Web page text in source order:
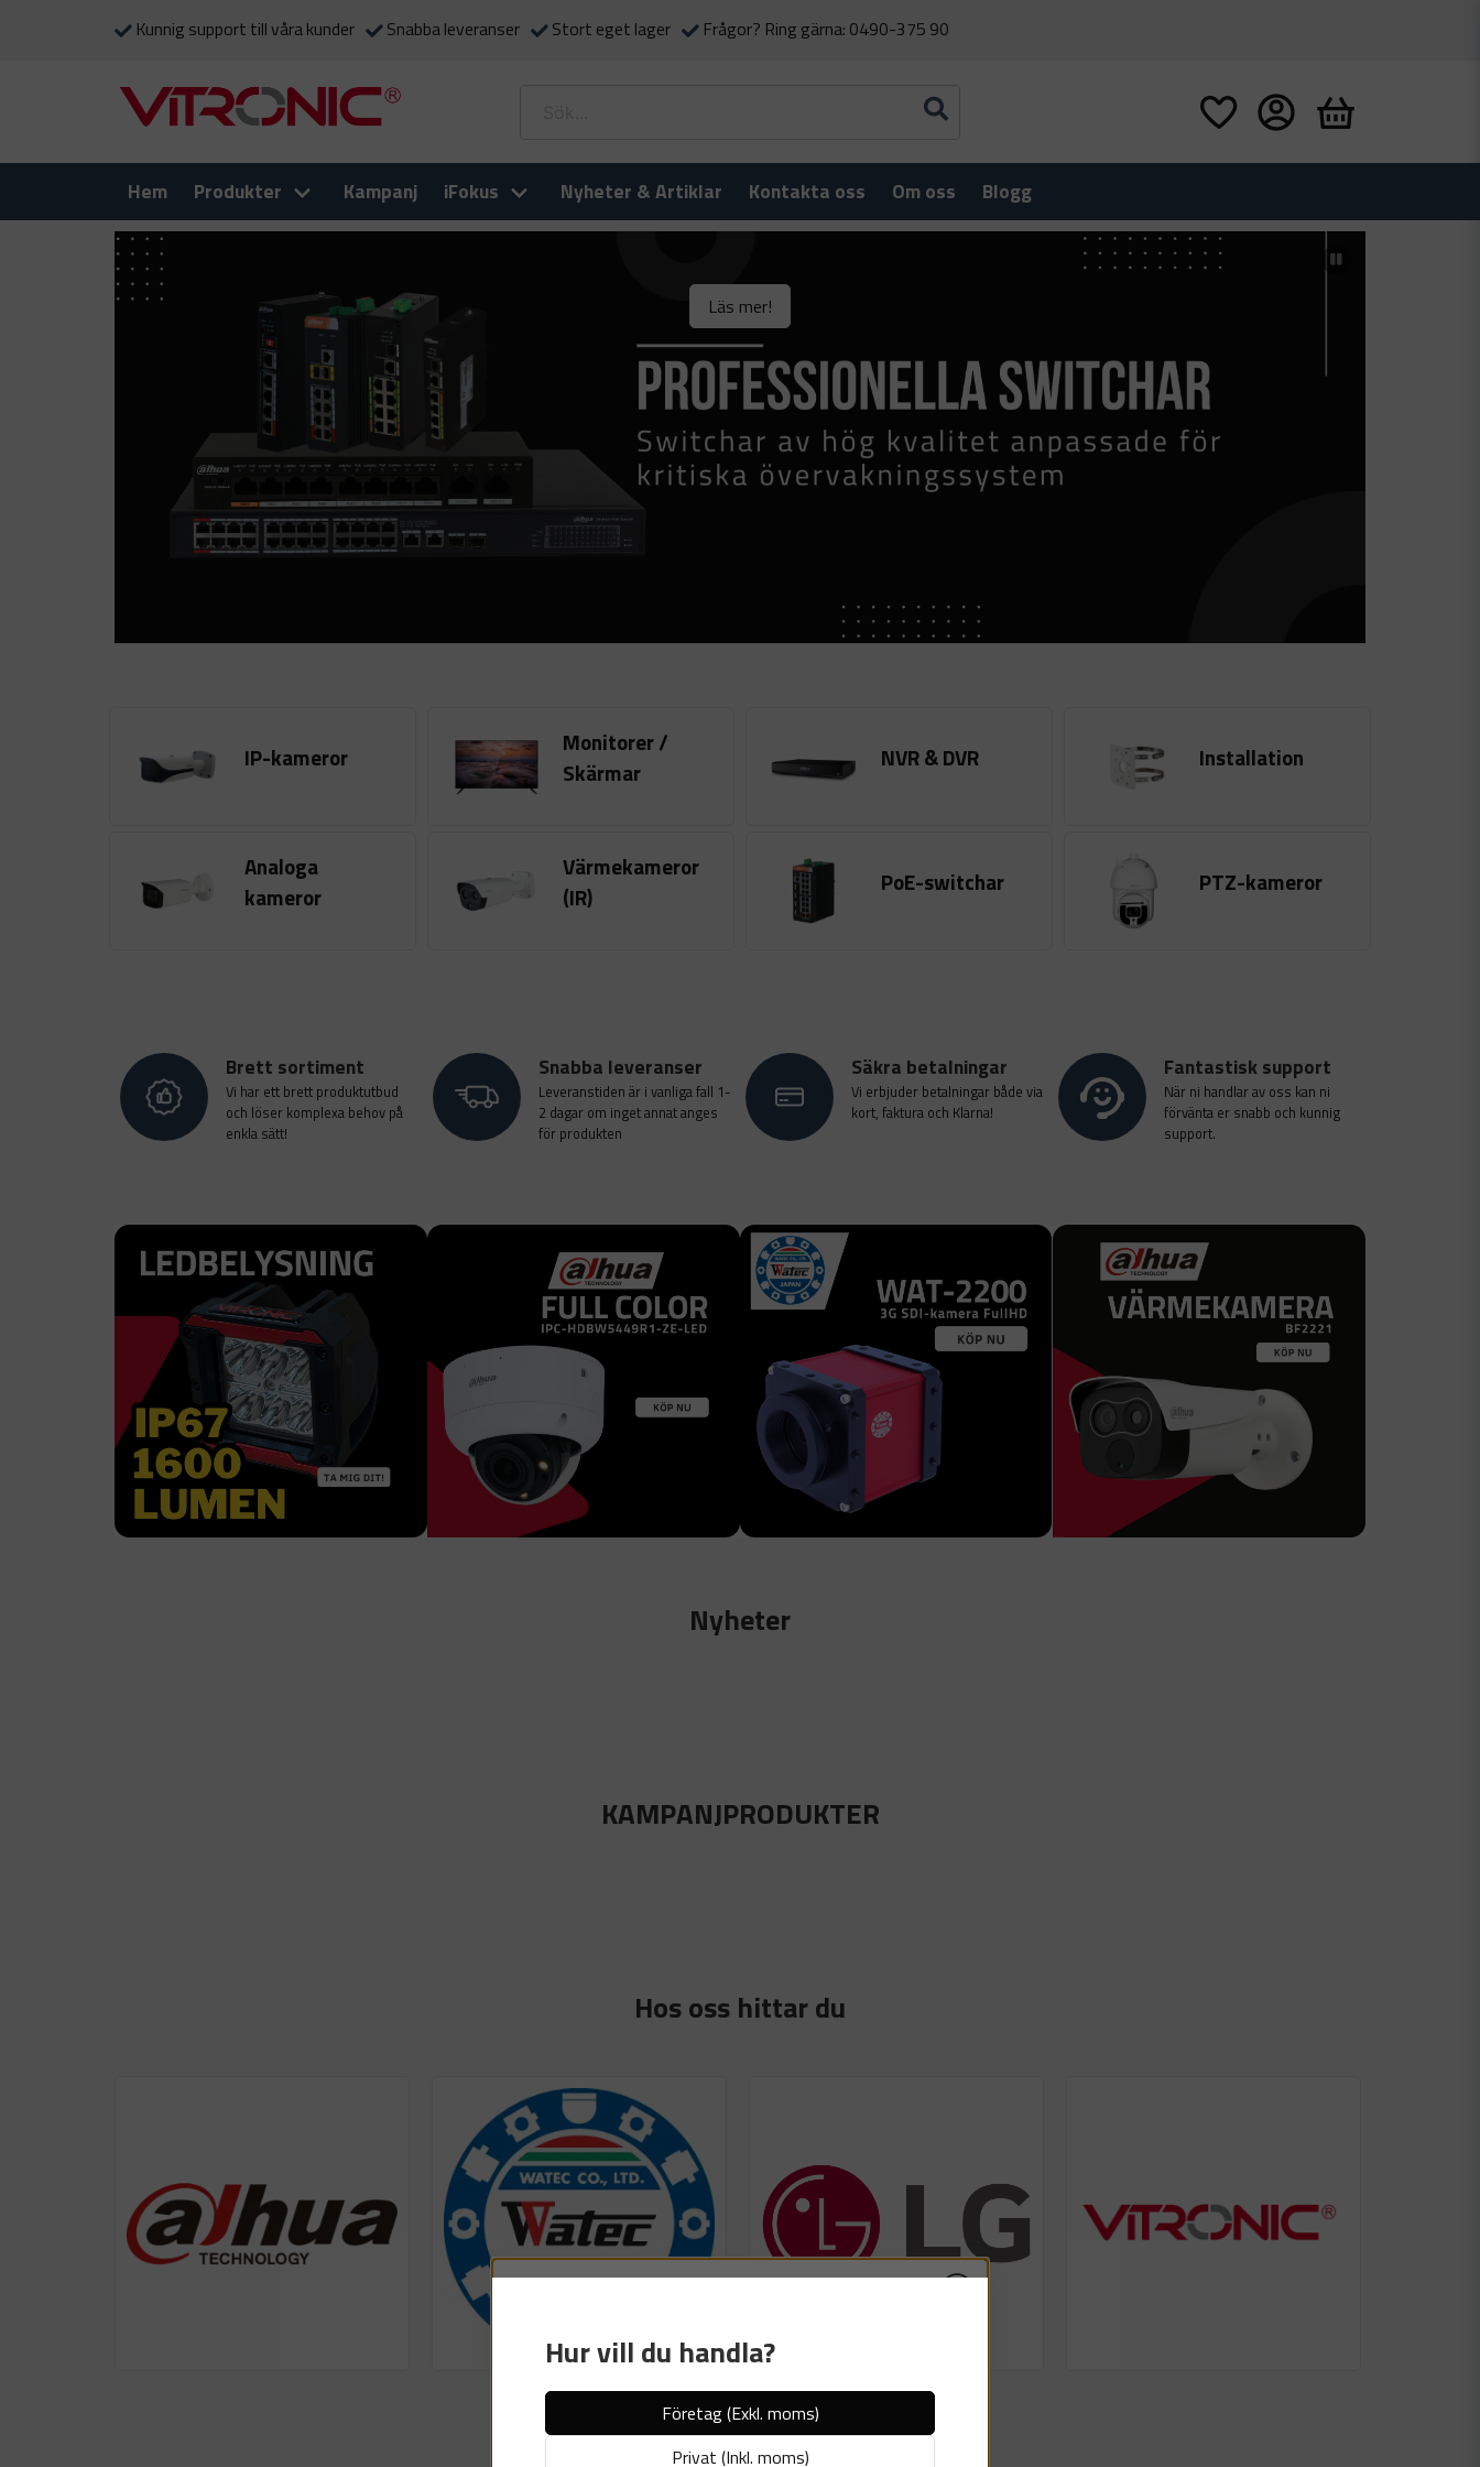
Kunnig support till våra kunder Snabba leveranser Stort eget lager Frågor? Ring gärna: 0490-375 90
Hem Produkter Kampanj iFokus Nyheter & Artiklar Kontakta oss Om oss Blogg
Läs mer!
IP-kameror
Monitorer /
Skärmar
NVR & DVR Installation
Analoga
kameror
Värmekameror
(IR)
PoE-switchar PTZ-kameror
Brett sortiment
Vi har ett brett produktutbud
och löser komplexa behov på
enkla sätt!
Snabba leveranser
Leveranstiden är i vanliga fall 1-
2 dagar om inget annat anges
för produkten
Säkra betalningar
Vi erbjuder betalningar både via
kort, faktura och Klarna!
Fantastisk support
När ni handlar av oss kan ni
förvänta er snabb och kunnig
support.
Nyheter
KAMPANJPRODUKTER
Hos oss hittar du
Få 10% rabatt
Ange din e-postadress nedan för att
prenumerera på Vitronics nyhetsbrev samt få
en rabattkod på hela ditt köp!
Hur vill du handla?
Företag (Exkl. moms)
Privat (Inkl. moms)